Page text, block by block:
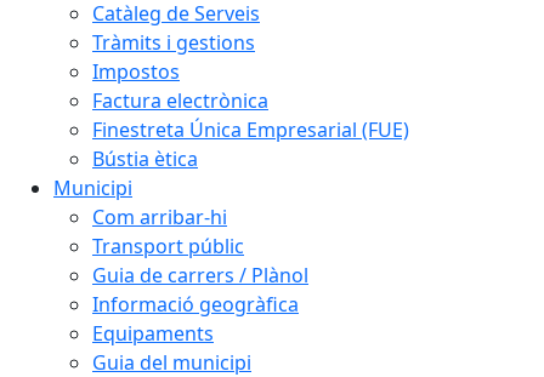
Catàleg de Serveis
Tràmits i gestions
Impostos
Factura electrònica
Finestreta Única Empresarial (FUE)
Bústia ètica
Municipi
Com arribar-hi
Transport públic
Guia de carrers / Plànol
Informació geogràfica
Equipaments
Guia del municipi